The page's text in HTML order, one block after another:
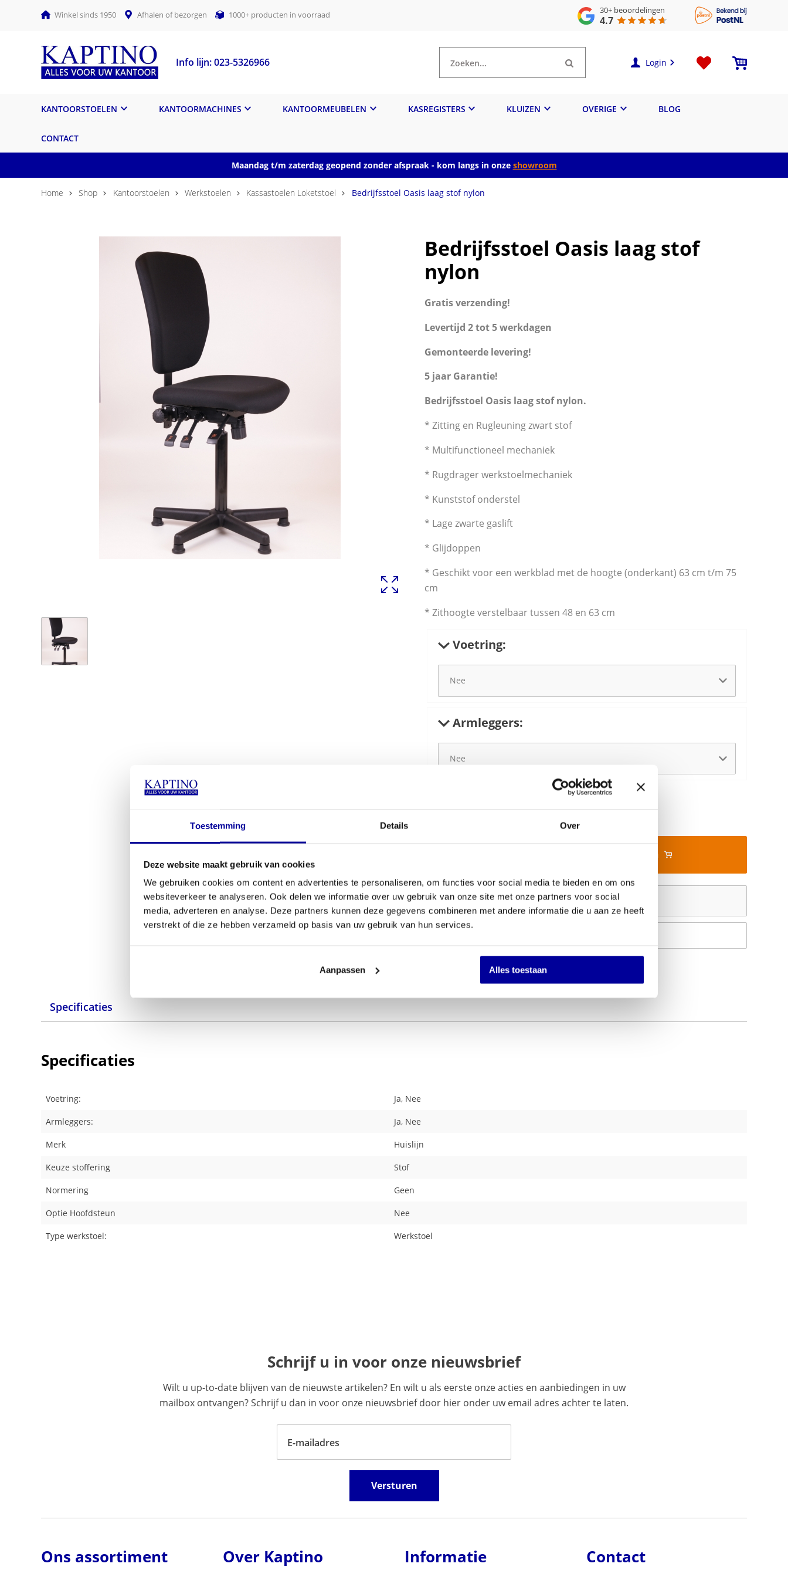
Toestemming Details Over
Deze website maakt gebruik van cookies
We gebruiken cookies om content en advertenties te personaliseren, om functies voor social media te bieden en om ons
websiteverkeer te analyseren. Ook delen we informatie over uw gebruik van onze site met onze partners voor social
media, adverteren en analyse. Deze partners kunnen deze gegevens combineren met andere informatie die u aan ze heeft
verstrekt of die ze hebben verzameld op basis van uw gebruik van hun services.
Aanpassen Alles toestaan
Winkel sinds 1950 Afhalen of bezorgen 1000+ producten in voorraad 30+ beoordelingen
4.7
Info lijn: 023-5326966 Zoeken... Login
KANTOORSTOELEN KANTOORMACHINES KANTOORMEUBELEN KASREGISTERS KLUIZEN OVERIGE BLOG
CONTACT
Maandag t/m zaterdag geopend zonder afspraak - kom langs in onze showroom
Home Shop Kantoorstoelen Werkstoelen Kassastoelen Loketstoel Bedrijfsstoel Oasis laag stof nylon
Bedrijfsstoel Oasis laag stof
nylon
Gratis verzending!
Levertijd 2 tot 5 werkdagen
Gemonteerde levering!
5 jaar Garantie!
Bedrijfsstoel Oasis laag stof nylon.
* Zitting en Rugleuning zwart stof
* Multifunctioneel mechaniek
* Rugdrager werkstoelmechaniek
* Kunststof onderstel
* Lage zwarte gaslift
* Glijdoppen
* Geschikt voor een werkblad met de hoogte (onderkant) 63 cm t/m 75
cm
* Zithoogte verstelbaar tussen 48 en 63 cm
Voetring:
Armleggers:
€259,00
In mijn winkelwagen
Offerte aanvragen
Specificaties
Specificaties
Voetring: Ja, Nee
Armleggers: Ja, Nee
Merk Huislijn
Keuze stoffering Stof
Normering Geen
Optie Hoofdsteun Nee
Type werkstoel: Werkstoel
Schrijf u in voor onze nieuwsbrief
Wilt u up-to-date blijven van de nieuwste artikelen? En wilt u als eerste onze acties en aanbiedingen in uw
mailbox ontvangen? Schrijf u dan in voor onze nieuwsbrief door hier onder uw email adres achter te laten.
E-mailadres
Versturen
Ons assortiment Over Kaptino Informatie Contact